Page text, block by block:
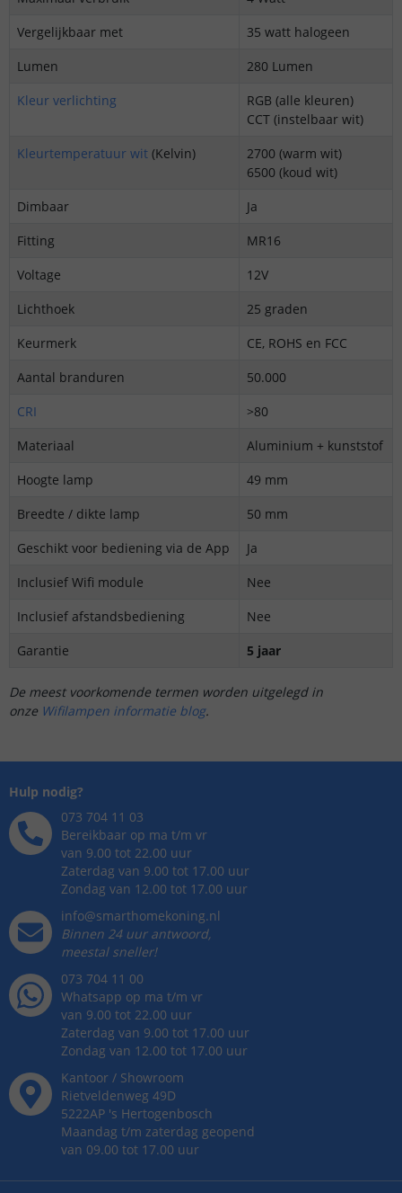
Vergelijkbaar met
35 watt halogeen
Lumen
280 Lumen
Kleur verlichting
RGB (alle kleuren)
CCT (instelbaar wit)
Kleurtemperatuur wit (Kelvin)
2700 (warm wit)
6500 (koud wit)
Dimbaar
Ja
Fitting
MR16
Voltage
12V
Lichthoek
25 graden
Keurmerk
CE, ROHS en FCC
Aantal branduren
50.000
CRI
>80
Materiaal
Aluminium + kunststof
Hoogte lamp
49 mm
Breedte / dikte lamp
50 mm
Geschikt voor bediening via de App
Ja
Inclusief Wifi module
Nee
Inclusief afstandsbediening
Nee
Garantie
5 jaar
De meest voorkomende termen worden uitgelegd in
onze Wifilampen informatie blog.
Hulp nodig?
073 704 11 03
Bereikbaar op ma t/m vr
van 9.00 tot 22.00 uur
Zaterdag van 9.00 tot 17.00 uur
Zondag van 12.00 tot 17.00 uur
info@smarthomekoning.nl
Binnen 24 uur antwoord,
meestal sneller!
073 704 11 00
Whatsapp op ma t/m vr
van 9.00 tot 22.00 uur
Zaterdag van 9.00 tot 17.00 uur
Zondag van 12.00 tot 17.00 uur
Kantoor / Showroom
Rietveldenweg 49D
5222AP 's Hertogenbosch
Maandag t/m zaterdag geopend
van 09.00 tot 17.00 uur